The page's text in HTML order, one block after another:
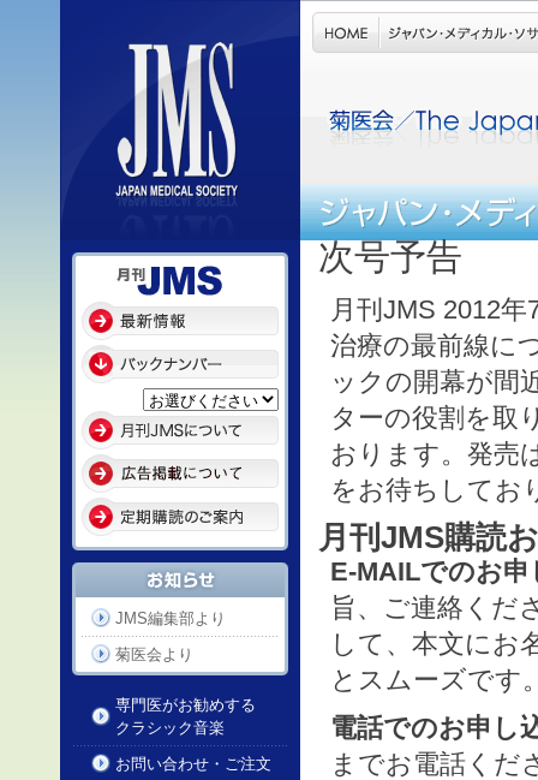
JMS編集部より
菊医会より
専門医がお勧めする
クラシック音楽
お問い合わせ・ご注文
次号予告
月刊JMS 2012
治療の最前線に
ックの開幕が間
ターの役割を取
おります。発売
をお待ちしてお
月刊JMS購読
E-MAILでのお
旨、ご連絡くだ
して、本文にお
とスムーズです
電話でのお申し
までお電話くだ